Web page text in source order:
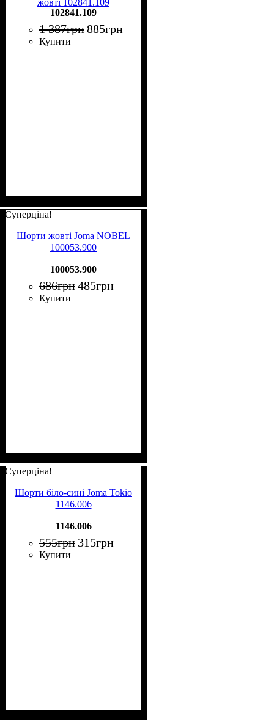
жовті 102841.109
102841.109
1 387грн885грн
Купити
Суперціна!
Шорти жовті Joma NOBEL
100053.900
100053.900
686грн485грн
Купити
Суперціна!
Шорти біло-сині Joma Tokio
1146.006
1146.006
555грн 315грн
Купити